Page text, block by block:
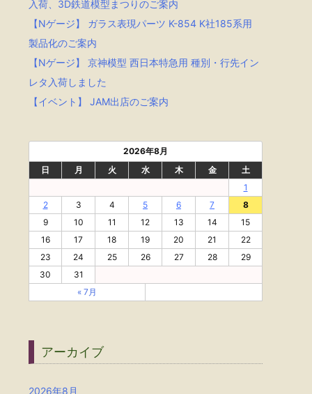
入荷、3D鉄道模型まつりのご案内
【Nゲージ】 ガラス表現パーツ K-854 K社185系用
製品化のご案内
【Nゲージ】 京神模型 西日本特急用 種別・行先イン
レタ入荷しました
【イベント】 JAM出店のご案内
2026年8月
日
月 火 水 木 金
土
1
2
3 4 5 6 7
8
9
10 11 12 13 14
15
16
17 18 19 20 21
22
23
24 25 26 27 28
29
30
31
« 7月
アーカイブ
2026年8月